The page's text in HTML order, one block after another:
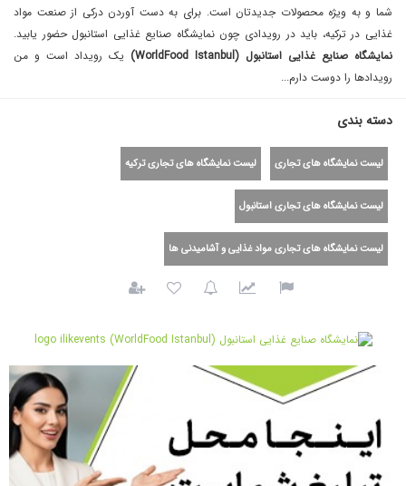
شما و به ویژه محصولات جدیدتان است. برای به دست آوردن درکی از صنعت مواد
غذایی در ترکیه، باید در رویدادی چون نمایشگاه صنایع غذایی استانبول حضور یابید.
نمایشگاه صنایع غذایی استانبول (WorldFood Istanbul)
یک رویداد است و من
رویداد‌ها را دوست دارم...
دسته بندی
لیست نمایشگاه های تجاری لیست نمایشگاه های تجاری ترکیه
لیست نمایشگاه های تجاری استانبول
لیست نمایشگاه های تجاری مواد غذایی و آشامیدنی ها